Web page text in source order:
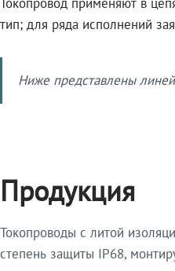
тип; для ряда исполнений
Ниже представлены
Продукция
Токопроводы с литой
степень защиты IP68,